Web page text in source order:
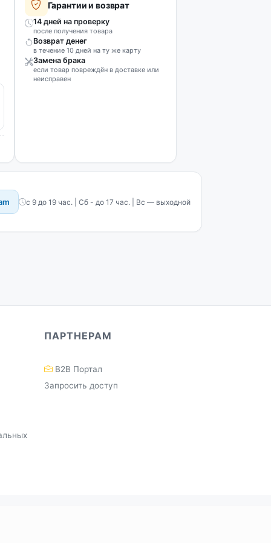
Гарантии и возврат
14 дней на проверку
после получения товара
Возврат денег
в течение 10 дней на ту же карту
Замена брака
если товар повреждён в доставке или
неисправен
с 9 до 19 час. | Сб - до 17 час. | Вс — выходной
ПАРТНЕРАМ
B2B Портал
Запросить доступ